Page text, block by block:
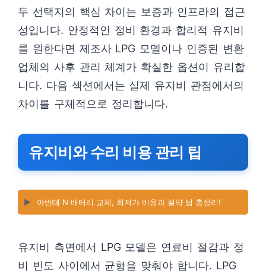
두 선택지의 핵심 차이는 보증과 인프라의 접근
성입니다. 안정적인 정비 환경과 합리적 유지비
를 원한다면 제조사 LPG 모델이나 인증된 변환
업체의 사후 관리 체계가 확실한 옵션이 유리합
니다. 다음 섹션에서는 실제 유지비 관점에서의
차이를 구체적으로 정리합니다.
유지비와 수리 비용 관리 팁
▶️ 아반떼 N 배터리 교체, 최저가 비용과 절약 팁 총정리!
유지비 측면에서 LPG 모델은 연료비 절감과 정
비 빈도 사이에서 균형을 맞춰야 합니다. LPG